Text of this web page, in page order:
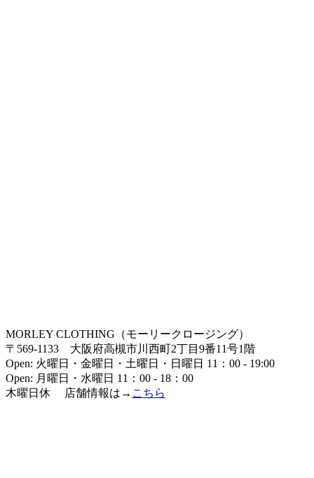
MORLEY CLOTHING（モーリークロージング）
〒569-1133 大阪府高槻市川西町2丁目9番11号1階
Open: 火曜日・金曜日・土曜日・日曜日 11：00 - 19:00
Open: 月曜日・水曜日 11：00 - 18：00
木曜日休 店舗情報は→ こちら